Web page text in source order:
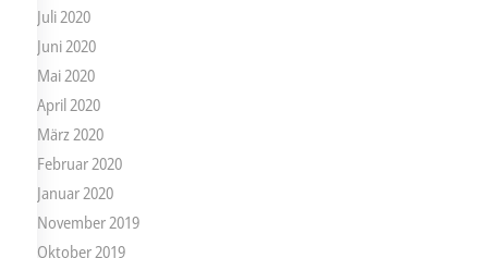
Juli 2020
Juni 2020
Mai 2020
April 2020
März 2020
Februar 2020
Januar 2020
November 2019
Oktober 2019